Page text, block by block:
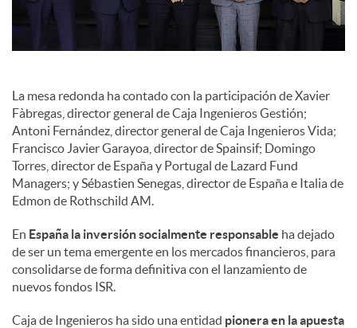
La mesa redonda ha contado con la participación de Xavier
Fàbregas, director general de Caja Ingenieros Gestión;
Antoni Fernández, director general de Caja Ingenieros Vida;
Francisco Javier Garayoa, director de Spainsif; Domingo
Torres, director de España y Portugal de Lazard Fund
Managers; y Sébastien Senegas, director de España e Italia de
Edmon de Rothschild AM.
En España la inversión socialmente responsable ha dejado
de ser un tema emergente en los mercados financieros, para
consolidarse de forma definitiva con el lanzamiento de
nuevos fondos ISR.
Caja de Ingenieros ha sido una entidad pionera en la apuesta